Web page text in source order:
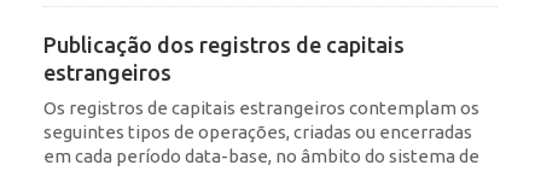
Publicação dos registros de capitais
estrangeiros
Os registros de capitais estrangeiros contemplam os
seguintes tipos de operações, criadas ou encerradas
em cada período data-base, no âmbito do sistema de